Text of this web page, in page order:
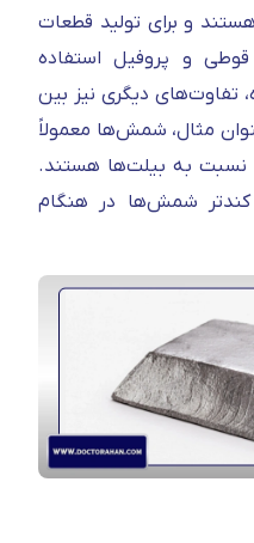
و برای تولید قطعات
قوطی و پروفیل استفاده
تفاوت‌های دیگری نیز بین
مثال، شمش‌ها معمولاً
نسبت به بیلت‌ها هستند.
شمش‌ها در هنگام